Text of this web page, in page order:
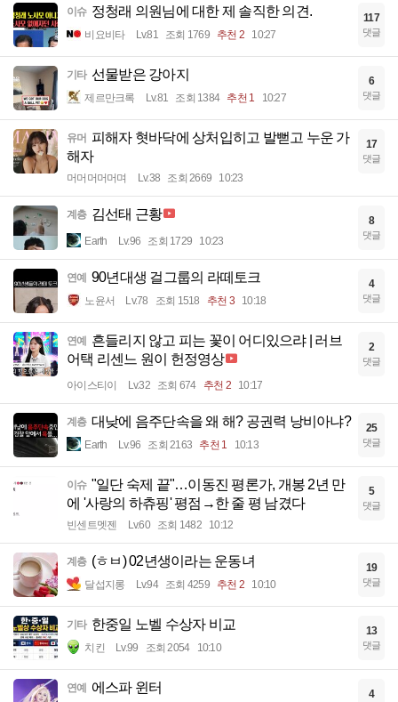
이슈 정청래 의원님에 대한 제 솔직한 의견.
비요비타 Lv.81 조회 1769 추천 2 10:27
117
댓글
기타 선물받은 강아지
제르만크록 Lv.81 조회 1384 추천 1 10:27
6
댓글
유머 피해자 혓바닥에 상처입히고 발뻗고 누운 가
해자
머머머머머며 Lv.38 조회 2669 10:23
17
댓글
계층 김선태 근황
Earth Lv.96 조회 1729 10:23
8
댓글
연예 90년대생 걸그룹의 라떼토크
노윤서 Lv.78 조회 1518 추천 3 10:18
4
댓글
연예
흔들리지 않고 피는 꽃이 어디있으랴 | 러브
어택 리센느 원이 헌정영상
아이스티이 Lv.32 조회 674 추천 2 10:17
2
댓글
계층 대낮에 음주단속을 왜 해? 공권력 낭비아냐?
Earth Lv.96 조회 2163 추천 1 10:13
25
댓글
이슈 "일단 숙제 끝"…이동진 평론가, 개봉 2년 만
에 '사랑의 하츄핑' 평점→한 줄 평 남겼다
빈센트멧젠 Lv.60 조회 1482 10:12
5
댓글
계층 (ㅎㅂ) 02년생이라는 운동녀
달섭지롱 Lv.94 조회 4259 추천 2 10:10
19
댓글
기타 한중일 노벨 수상자 비교
치킨 Lv.99 조회 2054 10:10
13
댓글
연예 에스파 윈터 4